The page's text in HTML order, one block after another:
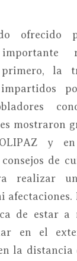
ofrecido
la
impartidos
mostraron
y
de
realizar
afectaciones.
de estar a
en el
la distancia